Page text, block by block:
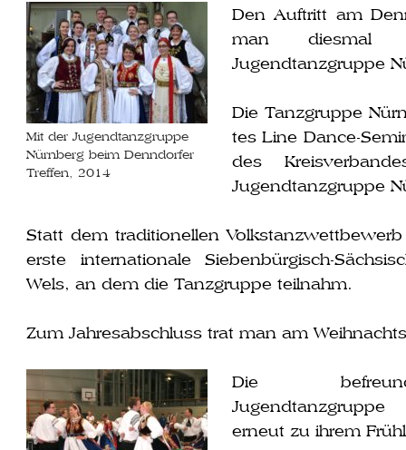
Mit der Jugendtanzgruppe
Nürnberg beim Denndorfer
Treffen, 2014
Den Auftritt am
man dies­mal
Jugendtanzgruppe
Die Tanzgruppe
tes Line Dance-
des
Jugendtanzgruppe
Statt dem tra­di­tio­nel­len
ers­te inter­na­tio­na­le Siebenbürgisch-
Wels, an dem die Tanzgruppe teilnahm.
Zum Jahresabschluss trat man am
Die
erneut zu ihrem